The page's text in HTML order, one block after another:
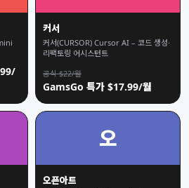
커서
커서(CURSOR) Cursor AI – 코드 생성·
리팩토링 어시스턴트
공식 $22/월
GamsGo 특가 $17.99/월
오
오픈아트